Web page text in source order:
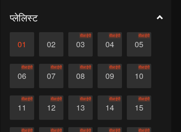
प्लेलिस्ट
01 02 03
वीआईपी
04
वीआईपी
05
वीआईपी
06
वीआईपी
07
वीआईपी
08
वीआईपी
09
वीआईपी
10
वीआईपी
11
वीआईपी
12
वीआईपी
13
वीआईपी
14
वीआईपी
15
वीआईपी
वीआईपी वीआईपी वीआईपी वीआईपी वीआईपी